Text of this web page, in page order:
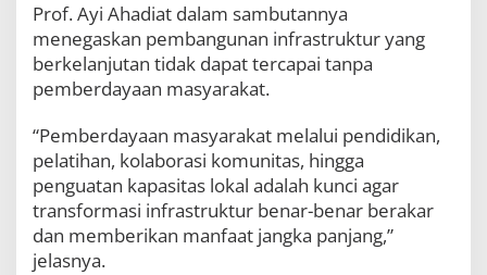
Prof. Ayi Ahadiat dalam sambutannya
menegaskan pembangunan infrastruktur yang
berkelanjutan tidak dapat tercapai tanpa
pemberdayaan masyarakat.
“Pemberdayaan masyarakat melalui pendidikan,
pelatihan, kolaborasi komunitas, hingga
penguatan kapasitas lokal adalah kunci agar
transformasi infrastruktur benar-benar berakar
dan memberikan manfaat jangka panjang,”
jelasnya.